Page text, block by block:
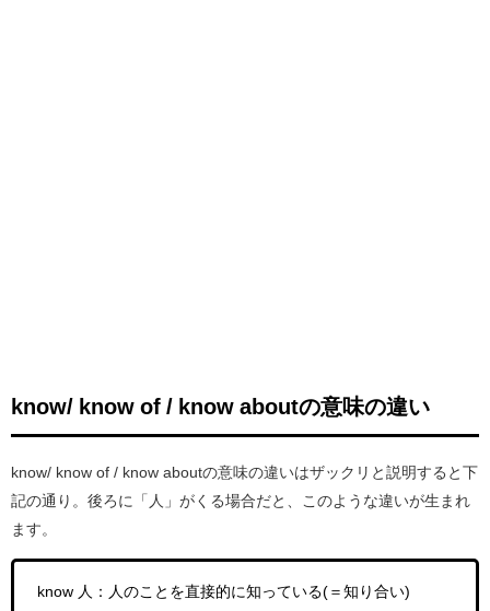
know/ know of / know aboutの意味の違い
know/ know of / know aboutの意味の違いはザックリと説明すると下
記の通り。後ろに「人」がくる場合だと、このような違いが生まれ
ます。
know 人：人のことを直接的に知っている(＝知り合い)